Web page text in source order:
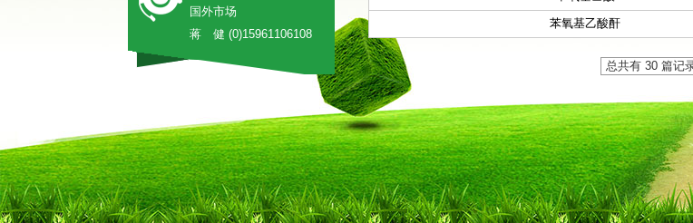
国外市场
蒋 健 (0)15961106108
苯氧基乙酸酐
总共有 30 篇记